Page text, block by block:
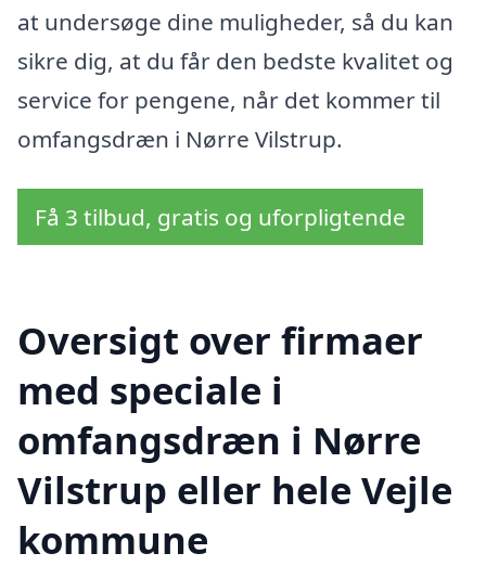
at undersøge dine muligheder, så du kan
sikre dig, at du får den bedste kvalitet og
service for pengene, når det kommer til
omfangsdræn i Nørre Vilstrup.
Få 3 tilbud, gratis og uforpligtende
Oversigt over firmaer
med speciale i
omfangsdræn i Nørre
Vilstrup eller hele Vejle
kommune